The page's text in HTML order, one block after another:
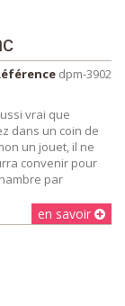
dpm-3902
vrai que
dans un coin de
un jouet, il ne
convenir pour
par
en savoir